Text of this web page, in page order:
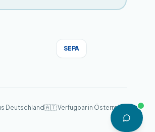
SEPA
Deutschland🇦🇹 Verfügbar in Österreich